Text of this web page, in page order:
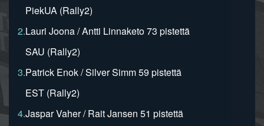
PiekUA (Rally2)
2.Lauri Joona / Antti Linnaketo 73 pistettä
SAU (Rally2)
3.Patrick Enok / Silver Simm 59 pistettä
EST (Rally2)
4.Jaspar Vaher / Rait Jansen 51 pistettä